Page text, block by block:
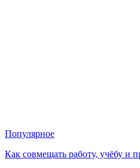
Популярное
Как совмещать работу, учёбу и